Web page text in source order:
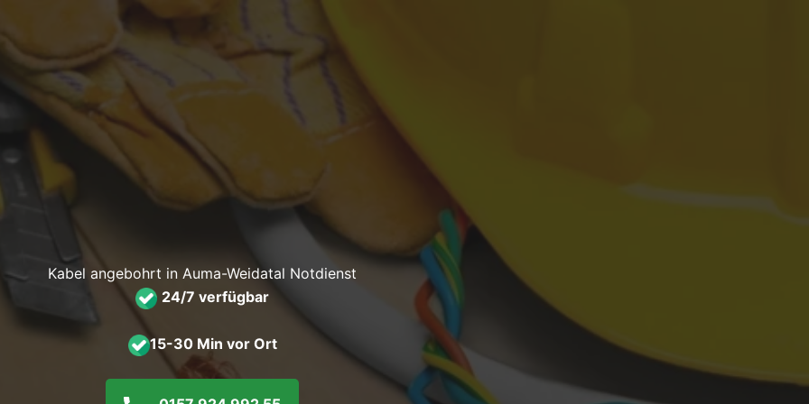
Kabel angebohrt in Auma-Weidatal Notdienst
24/7 verfügbar
15-30 Min vor Ort